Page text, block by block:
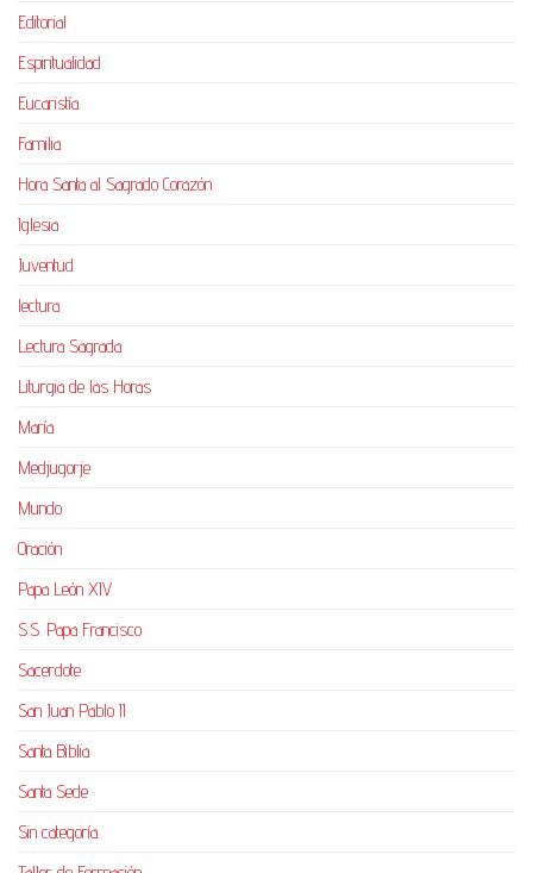
Editorial
Espiritualidad
Eucaristía
Familia
Hora Santa al Sagrado Corazón
Iglesia
Juventud
lectura
Lectura Sagrada
Liturgia de las Horas
María
Medjugorje
Mundo
Oración
Papa León XIV
S.S. Papa Francisco
Sacerdote
San Juan Pablo II
Santa Biblia
Santa Sede
Sin categoría